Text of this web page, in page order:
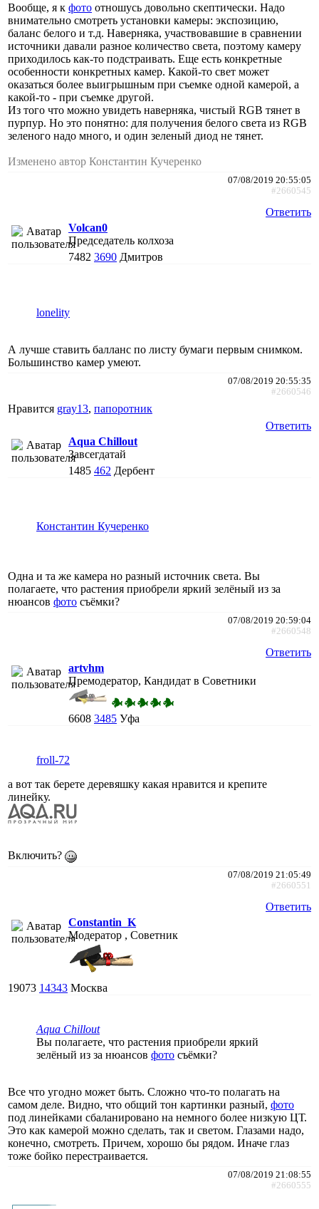
Вообще, я к фото отношусь довольно скептически. Надо
внимательно смотреть установки камеры: экспозицию,
баланс белого и т.д. Наверняка, участвовавшие в сравнении
источники давали разное количество света, поэтому камеру
приходилось как-то подстраивать. Еще есть конкретные
особенности конкретных камер. Какой-то свет может
оказаться более выигрышным при съемке одной камерой, а
какой-то - при съемке другой.
Из того что можно увидеть наверняка, чистый RGB тянет в
пурпур. Но это понятно: для получения белого света из RGB
зеленого надо много, и один зеленый диод не тянет.
Изменено автор Константин Кучеренко
07/08/2019 20:55:05
#2660545
Ответить
Volcan0
Председатель колхоза
7482 3690 Дмитров
lonelity
А лучше ставить балланс по листу бумаги первым снимком.
Большинство камер умеют.
07/08/2019 20:55:35
#2660546
Нравится gray13, папоротник
Ответить
Aqua Chillout
Завсегдатай
1485 462 Дербент
Константин Кучеренко
Одна и та же камера но разный источник света. Вы
полагаете, что растения приобрели яркий зелёный из за
нюансов фото съёмки?
07/08/2019 20:59:04
#2660548
Ответить
artvhm
Премодератор, Кандидат в Советники
6608 3485 Уфа
froll-72
а вот так берете деревяшку какая нравится и крепите
линейку.
Включить?
07/08/2019 21:05:49
#2660551
Ответить
Constantin_K
Модератор , Советник
19073 14343 Москва
Aqua Chillout
Вы полагаете, что растения приобрели яркий
зелёный из за нюансов фото съёмки?
Все что угодно может быть. Сложно что-то полагать на
самом деле. Видно, что общий тон картинки разный, фото
под линейками сбаланировано на немного более низкую ЦТ.
Это как камерой можно сделать, так и светом. Глазами надо,
конечно, смотреть. Причем, хорошо бы рядом. Иначе глаз
тоже бойко перестраивается.
07/08/2019 21:08:55
#2660555